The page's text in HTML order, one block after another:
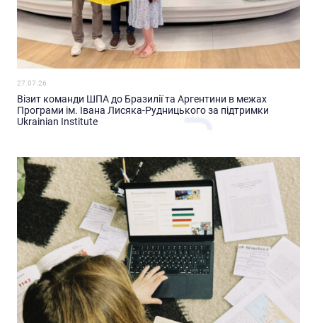
27.07.26
Візит команди ШПА до Бразилії та Аргентини в межах
Програми ім. Івана Лисяка-Рудницького за підтримки
Ukrainian Institute